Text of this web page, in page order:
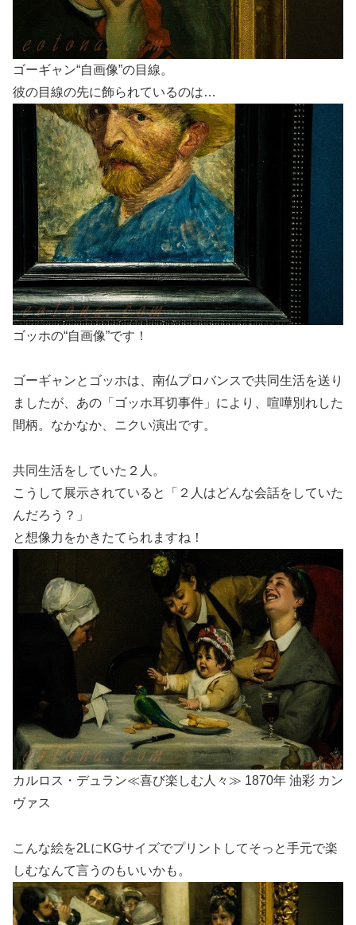
ゴーギャン“自画像”の目線。
彼の目線の先に飾られているのは…
ゴッホの“自画像”です！
ゴーギャンとゴッホは、南仏プロバンスで共同生活を送り
ましたが、あの「ゴッホ耳切事件」により、喧嘩別れした
間柄。なかなか、ニクい演出です。
共同生活をしていた２人。
こうして展示されていると「２人はどんな会話をしていた
んだろう？」
と想像力をかきたてられますね！
カルロス・デュラン≪喜び楽しむ人々≫ 1870年 油彩 カン
ヴァス
こんな絵を2LにKGサイズでプリントしてそっと手元で楽
しむなんて言うのもいいかも。